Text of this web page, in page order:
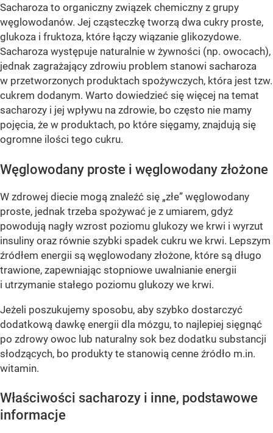
Sacharoza to organiczny związek chemiczny z grupy
węglowodanów. Jej cząsteczkę tworzą dwa cukry proste,
glukoza i fruktoza, które łączy wiązanie glikozydowe.
Sacharoza występuje naturalnie w żywności (np. owocach),
jednak zagrażający zdrowiu problem stanowi sacharoza
w przetworzonych produktach spożywczych, która jest tzw.
cukrem dodanym. Warto dowiedzieć się więcej na temat
sacharozy i jej wpływu na zdrowie, bo często nie mamy
pojęcia, że w produktach, po które sięgamy, znajdują się
ogromne ilości tego cukru.
Węglowodany proste i węglowodany złożone
W zdrowej diecie mogą znaleźć się „złe” węglowodany
proste, jednak trzeba spożywać je z umiarem, gdyż
powodują nagły wzrost poziomu glukozy we krwi i wyrzut
insuliny oraz równie szybki spadek cukru we krwi. Lepszym
źródłem energii są węglowodany złożone, które są długo
trawione, zapewniając stopniowe uwalnianie energii
i utrzymanie stałego poziomu glukozy we krwi.
Jeżeli poszukujemy sposobu, aby szybko dostarczyć
dodatkową dawkę energii dla mózgu, to najlepiej sięgnąć
po zdrowy owoc lub naturalny sok bez dodatku substancji
słodzących, bo produkty te stanowią cenne źródło m.in.
witamin.
Właściwości sacharozy i inne, podstawowe
informacje